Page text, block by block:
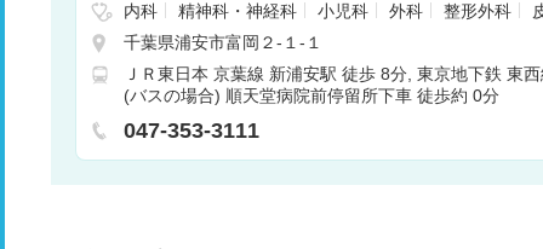
内科 精神科・神経科 小児科 外科 整形外科
産婦人科
眼科 耳鼻咽喉科
科
形成外科 循環器科
ョン
小児外科 リウマチ科 呼吸器内科
消化器
内科・外科
血液内科 糖尿病内科 救急科
臨床
科
歯科口腔外科
千葉県浦安市富岡２‐１‐１
ＪＲ東日本 京葉線 新浦安駅 徒歩 8分 東京地下鉄 東
(バスの場合) 順天堂病院前停留所下車 徒歩約 0分
047-353-3111